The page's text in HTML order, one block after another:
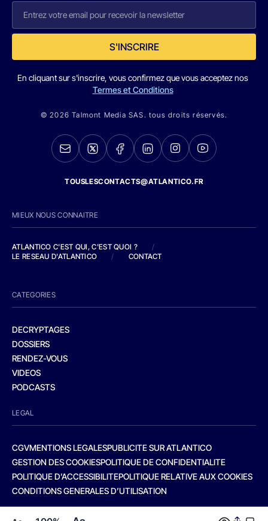
S'INSCRIRE
En cliquant sur s'inscrire, vous confirmez que vous acceptez nos
Termes et Conditions
© 2026 Talmont Media SAS. tous droits réservés.
TOUSLESCONTACTS@ATLANTICO.FR
MIEUX NOUS CONNAITRE
ATLANTICO C'EST QUI, C'EST QUOI ?
/
LE RESEAU D'ATLANTICO
/ CONTACT
CATEGORIES
DECRYPTAGES
DOSSIERS
RENDEZ-VOUS
VIDEOS
PODCASTS
LEGAL
CGVMENTIONS LEGALESPUBLICITE SUR ATLANTICO
GESTION DES COOKIESPOLITIQUE DE CONFIDENTIALITE
POLITIQUE D’ACCESSIBILITEPOLITIQUE RELATIVE AUX COOKIES
CONDITIONS GENERALES D’UTILISATION